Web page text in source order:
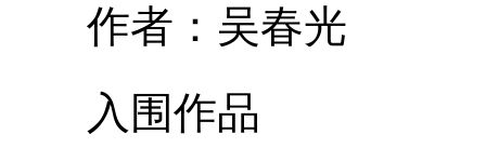
作者：吴春光
入围作品